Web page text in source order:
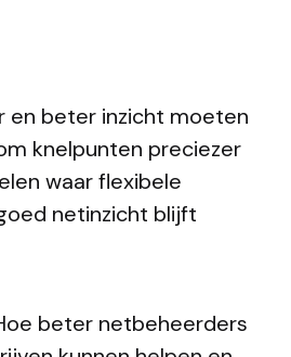
en beter inzicht moeten
knelpunten preciezer
waar flexibele
netinzicht blijft
beter netbeheerders